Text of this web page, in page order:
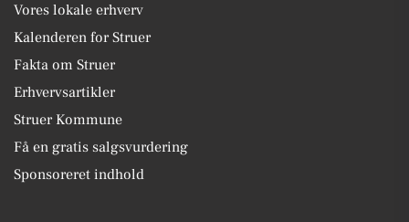
Vores lokale erhverv
Kalenderen for Struer
Fakta om Struer
Erhvervsartikler
Struer Kommune
Få en gratis salgsvurdering
Sponsoreret indhold